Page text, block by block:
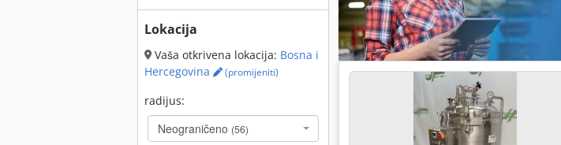
Lokacija
Vaša otkrivena lokacija: Bosna i
Hercegovina
(promijeniti)
radijus:
Neograničeno (56)